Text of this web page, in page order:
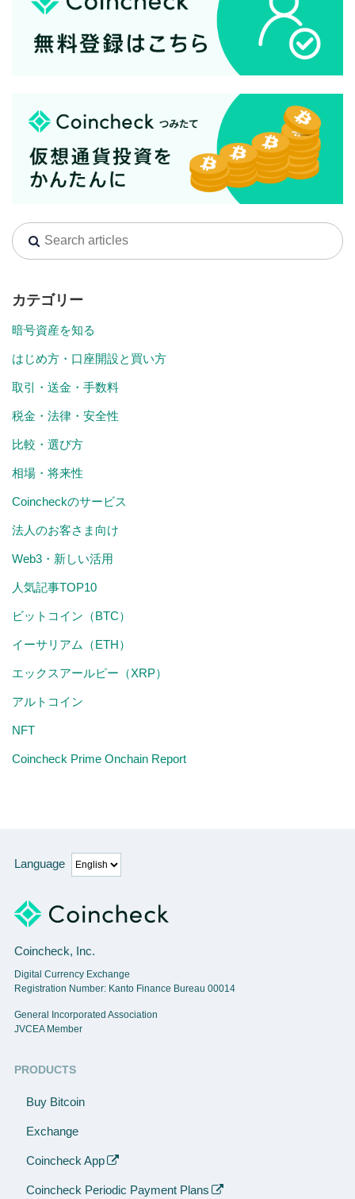
カテゴリー
暗号資産を知る
はじめ方・口座開設と買い方
取引・送金・手数料
税金・法律・安全性
比較・選び方
相場・将来性
Coincheckのサービス
法人のお客さま向け
Web3・新しい活用
人気記事TOP10
ビットコイン（BTC）
イーサリアム（ETH）
エックスアールピー（XRP）
アルトコイン
NFT
Coincheck Prime Onchain Report
Language
Coincheck, Inc.
Digital Currency Exchange
Registration Number: Kanto Finance Bureau 00014
General Incorporated Association
JVCEA Member
PRODUCTS
Buy Bitcoin
Exchange
Coincheck App
Coincheck Periodic Payment Plans